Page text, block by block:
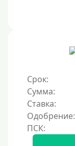
Без звонков и
На карту
Деньги в долг
В долг на карту
Срок
Срок:
Сумма:
Ставка:
Одобрение: